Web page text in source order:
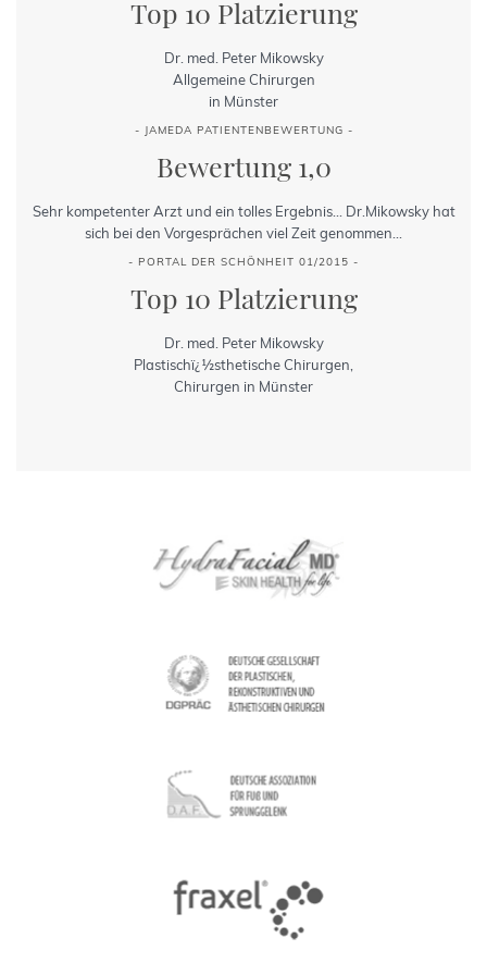
Top 10 Platzierung
Dr. med. Peter Mikowsky
Allgemeine Chirurgen
in Münster
- JAMEDA PATIENTENBEWERTUNG -
Bewertung 1,0
Sehr kompetenter Arzt und ein tolles Ergebnis... Dr.Mikowsky hat
sich bei den Vorgesprächen viel Zeit genommen...
- PORTAL DER SCHÖNHEIT 01/2015 -
Top 10 Platzierung
Dr. med. Peter Mikowsky
Plastischï¿½sthetische Chirurgen,
Chirurgen in Münster